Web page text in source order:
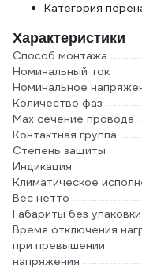
Категория
Характеристики
Способ монтажа
Номинальный ток
Номинальное
Количество фаз
Max сечение провода
Контактная группа
Степень защиты
Индикация
Климатическое
Вес нетто
Габариты без упаковки
Время отключения
при превышении
напряжения